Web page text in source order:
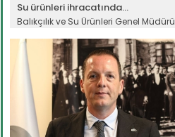
Su ürünleri ihracatında...
Balıkçılık ve Su Ürünleri Genel Müdürü
Devamını Oku ->